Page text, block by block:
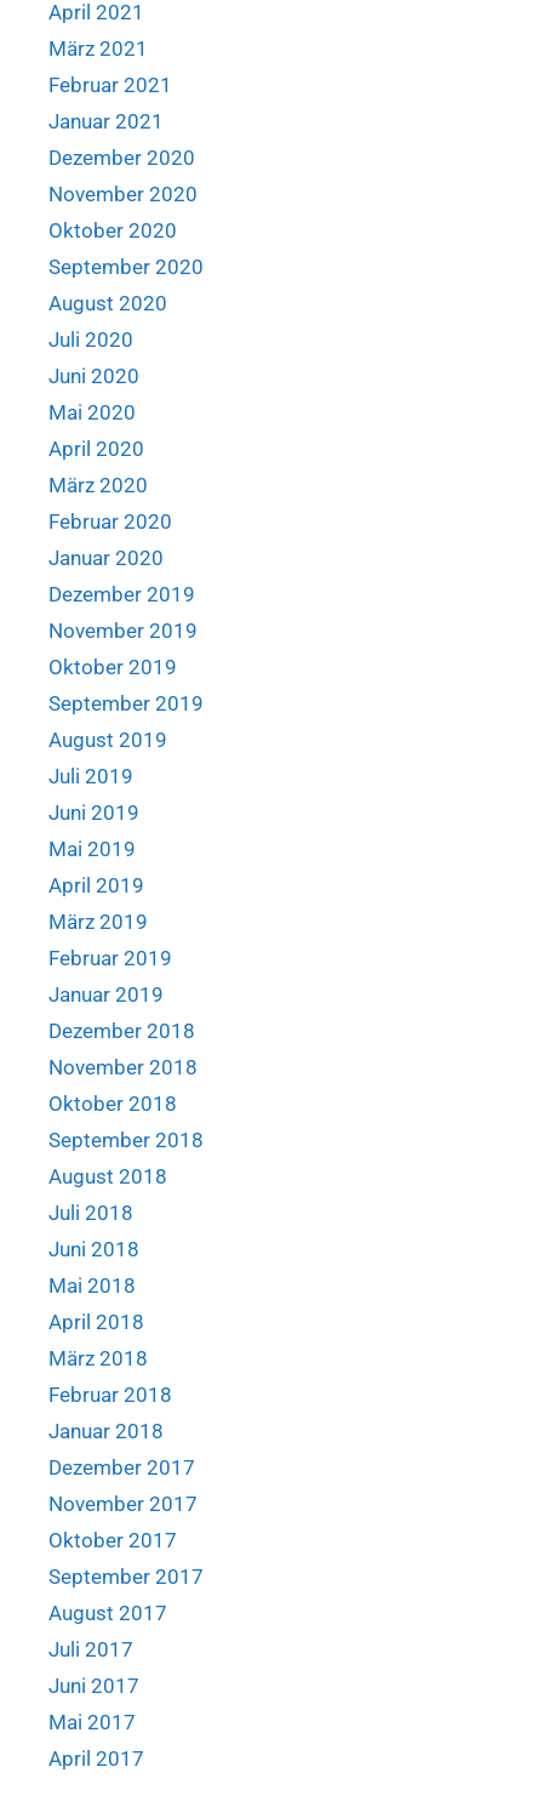
April 2021
März 2021
Februar 2021
Januar 2021
Dezember 2020
November 2020
Oktober 2020
September 2020
August 2020
Juli 2020
Juni 2020
Mai 2020
April 2020
März 2020
Februar 2020
Januar 2020
Dezember 2019
November 2019
Oktober 2019
September 2019
August 2019
Juli 2019
Juni 2019
Mai 2019
April 2019
März 2019
Februar 2019
Januar 2019
Dezember 2018
November 2018
Oktober 2018
September 2018
August 2018
Juli 2018
Juni 2018
Mai 2018
April 2018
März 2018
Februar 2018
Januar 2018
Dezember 2017
November 2017
Oktober 2017
September 2017
August 2017
Juli 2017
Juni 2017
Mai 2017
April 2017